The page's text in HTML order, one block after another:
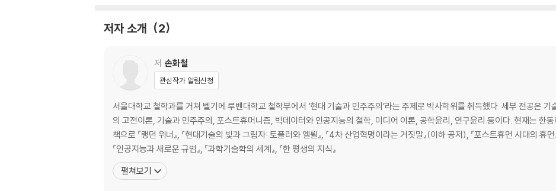
‘기술’이라는 말의 쓰임새
과학과 기술의 관계
이름은 하나인데 쓰임은 달라
과학기술은 우리의 운명인가
과학기술은 꼭 발전해야 하는가
가능한 대답들
기술 발전은 운명이 아니다
저자 소개 2
저 손화철
관심작가 알림신청
서울대학교 철학과를 거쳐 벨기에 루벤대학교 철학부에서 ‘현대 기술과 민주주의’라는 주제로 박사학위를 취득했다. 세부 전공은
의 고전이론, 기술과 민주주의, 포스트휴머니즘, 빅데이터와 인공지능의 철학, 미디어 이론, 공학윤리, 연구윤리 등이다. 현재는 한동대
책으로 『랭던 위너』, 『현대기술의 빛과 그림자: 토플러와 엘륄』, 『4차 산업혁명이라는 거짓말』(이하 공저), 『포스트휴먼 시대의 휴먼
『인공지능과 새로운 규범』, 『과학기술학의 세계』, 『한 평생의 지식』
펼쳐보기